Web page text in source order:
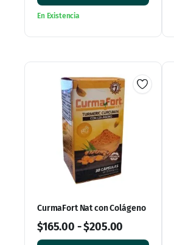
En Existencia
CurmaFort Nat con Colágeno
$165.00 -$205.00